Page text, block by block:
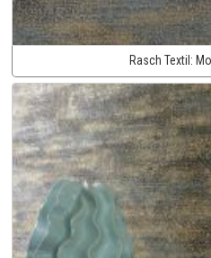
Rasch Textil: